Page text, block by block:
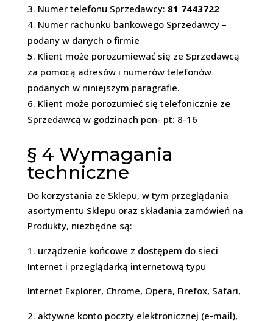
Numer telefonu Sprzedawcy: 81 7443722
Numer rachunku bankowego Sprzedawcy –
podany w danych o firmie
Klient może porozumiewać się ze Sprzedawcą
za pomocą adresów i numerów telefonów
podanych w niniejszym paragrafie.
Klient może porozumieć się telefonicznie ze
Sprzedawcą w godzinach pon- pt: 8-16
§ 4 Wymagania
techniczne
Do korzystania ze Sklepu, w tym przeglądania
asortymentu Sklepu oraz składania zamówień na
Produkty, niezbędne są:
urządzenie końcowe z dostępem do sieci
Internet i przeglądarką internetową typu
Internet Explorer, Chrome, Opera, Firefox, Safari,
aktywne konto poczty elektronicznej (e-mail),